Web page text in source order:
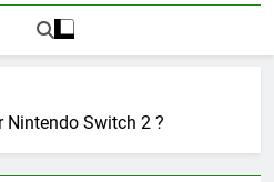
Nintendo Switch 2 ?